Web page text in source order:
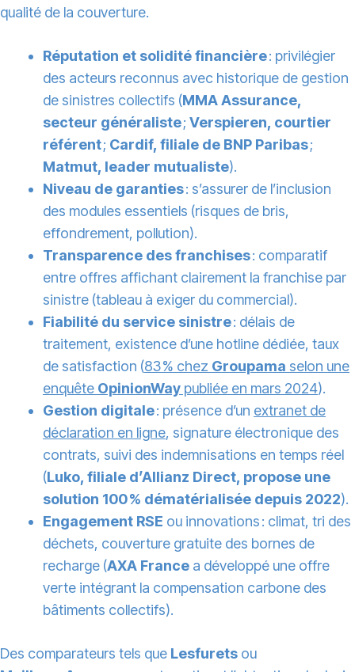
qualité de la couverture.
Réputation et solidité financière: privilégier
des acteurs reconnus avec historique de gestion
de sinistres collectifs (MMA Assurance,
secteur généraliste; Verspieren, courtier
référent; Cardif, filiale de BNP Paribas;
Matmut, leader mutualiste).
Niveau de garanties: s’assurer de l’inclusion
des modules essentiels (risques de bris,
effondrement, pollution).
Transparence des franchises: comparatif
entre offres affichant clairement la franchise par
sinistre (tableau à exiger du commercial).
Fiabilité du service sinistre: délais de
traitement, existence d’une hotline dédiée, taux
de satisfaction (83 % chez Groupama selon une
enquête OpinionWay publiée en mars 2024).
Gestion digitale: présence d’un extranet de
déclaration en ligne, signature électronique des
contrats, suivi des indemnisations en temps réel
(Luko, filiale d’Allianz Direct, propose une
solution 100 % dématérialisée depuis 2022).
Engagement RSE ou innovations : climat, tri des
déchets, couverture gratuite des bornes de
recharge (AXA France a développé une offre
verte intégrant la compensation carbone des
bâtiments collectifs).
Des comparateurs tels que Lesfurets ou